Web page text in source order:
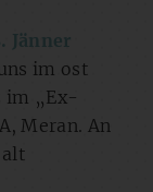
Jänner
im ost
im „Ex-
Meran. An
alt